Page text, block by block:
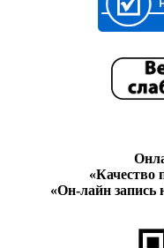
«Качество
«Он-лайн